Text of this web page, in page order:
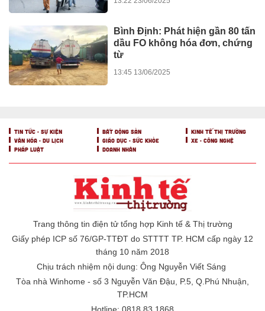
Bình Định: Phát hiện gần 80 tấn
dầu FO không hóa đơn, chứng
từ
13:45 13/06/2025
TIN TỨC - SỰ KIỆN BẤT ĐỘNG SẢN
KINH TẾ THỊ TRƯỜNG
VĂN HÓA - DU LỊCH
GIÁO DỤC - SỨC KHỎE
XE - CÔNG NGHỆ
PHÁP LUẬT
DOANH NHÂN
Trang thông tin điện tử tổng hợp Kinh tế & Thị trường
Giấy phép ICP số 76/GP-TTĐT do STTTT TP. HCM cấp ngày 12
tháng 10 năm 2018
Chịu trách nhiệm nội dung: Ông Nguyễn Viết Sáng
Tòa nhà Winhome - số 3 Nguyễn Văn Đậu, P.5, Q.Phú Nhuận,
TP.HCM